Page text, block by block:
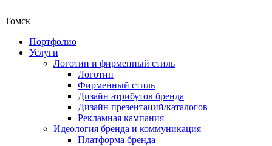
Томск
Портфолио
Услуги
Логотип и фирменный стиль
Логотип
Фирменный стиль
Дизайн атрибутов бренда
Дизайн презентаций/каталогов
Рекламная кампания
Идеология бренда и коммуникация
Платформа бренда